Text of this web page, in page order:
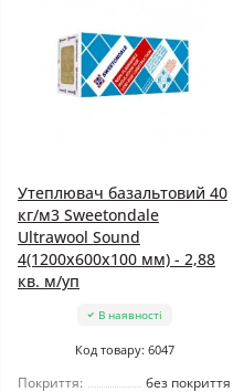
Утеплювач базальтовий 40
кг/м3 Sweetondale
Ultrawool Sound
4(1200x600x100 мм) - 2,88
кв. м/уп
В наявності
Код товару: 6047
Покриття:
без покриття